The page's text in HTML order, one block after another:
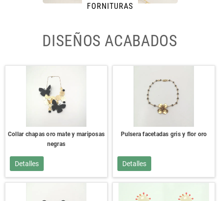
FORNITURAS
DISEÑOS ACABADOS
Collar chapas oro mate y mariposas
negras
Detalles
Pulsera facetadas gris y flor oro
Detalles